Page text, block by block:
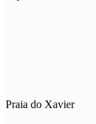
Praia do Xavier